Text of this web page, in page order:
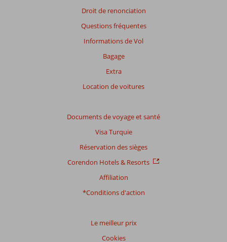
Droit de renonciation
Questions fréquentes
Informations de Vol
Bagage
Extra
Location de voitures
Documents de voyage et santé
Visa Turquie
Réservation des sièges
Corendon Hotels & Resorts
Affiliation
*Conditions d'action
Le meilleur prix
Cookies